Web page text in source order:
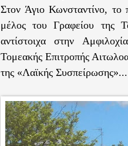
Στον Άγιο Κωνσταντίνο,
μέλος του Γραφείου της
αντίστοιχα στην
Τομεακής Επιτροπής
της «Λαϊκής Συσπείρωσης»...